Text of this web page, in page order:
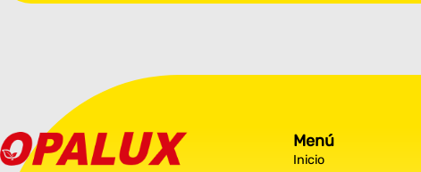
Menú
Inicio